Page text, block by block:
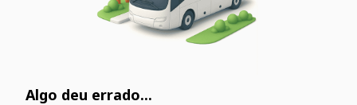
Algo deu errado...